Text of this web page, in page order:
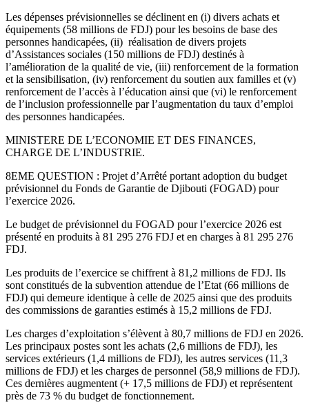
Les dépenses prévisionnelles se déclinent en (i) divers achats et
équipements (58 millions de FDJ) pour les besoins de base des
personnes handicapées, (ii) réalisation de divers projets
d’Assistances sociales (150 millions de FDJ) destinés à
l’amélioration de la qualité de vie, (iii) renforcement de la formation
et la sensibilisation, (iv) renforcement du soutien aux familles et (v)
renforcement de l’accès à l’éducation ainsi que (vi) le renforcement
de l’inclusion professionnelle par l’augmentation du taux d’emploi
des personnes handicapées.
MINISTERE DE L’ECONOMIE ET DES FINANCES,
CHARGE DE L’INDUSTRIE.
8EME QUESTION : Projet d’Arrêté portant adoption du budget
prévisionnel du Fonds de Garantie de Djibouti (FOGAD) pour
l’exercice 2026.
Le budget de prévisionnel du FOGAD pour l’exercice 2026 est
présenté en produits à 81 295 276 FDJ et en charges à 81 295 276
FDJ.
Les produits de l’exercice se chiffrent à 81,2 millions de FDJ. Ils
sont constitués de la subvention attendue de l’Etat (66 millions de
FDJ) qui demeure identique à celle de 2025 ainsi que des produits
des commissions de garanties estimés à 15,2 millions de FDJ.
Les charges d’exploitation s’élèvent à 80,7 millions de FDJ en 2026.
Les principaux postes sont les achats (2,6 millions de FDJ), les
services extérieurs (1,4 millions de FDJ), les autres services (11,3
millions de FDJ) et les charges de personnel (58,9 millions de FDJ).
Ces dernières augmentent (+ 17,5 millions de FDJ) et représentent
près de 73 % du budget de fonctionnement.